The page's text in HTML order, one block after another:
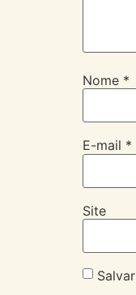
Nome *
E-mail *
Site